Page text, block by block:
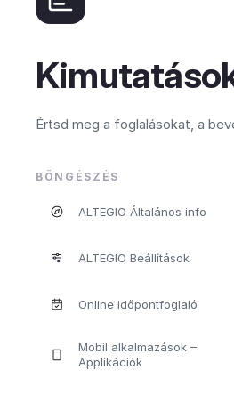
Értsd meg a foglalásokat, a
BÖNGÉSZÉS
ALTEGIO Általános info
ALTEGIO Beállítások
Online időpontfoglaló
Mobil alkalmazások –
Applikációk